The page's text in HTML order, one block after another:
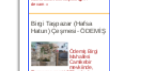
Hatun) Çeşmesi- ÖDEMİŞ
Mahallesi
Camikebir
mevkiinde,
Taşpazar semti 253 ada 4